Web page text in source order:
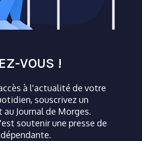
VOUS !
à l'actualité de votre
souscrivez un
au Journal de Morges.
soutenir une presse de